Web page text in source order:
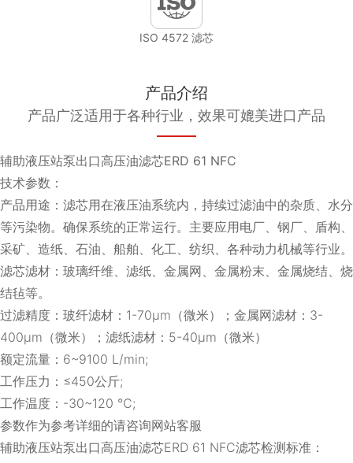
ISO 4572 滤芯
产品介绍
产品广泛适用于各种行业，效果可媲美进口产品
辅助液压站泵出口高压油滤芯ERD 61 NFC
技术参数：
产品用途：滤芯用在液压油系统内，持续过滤油中的杂质、水分
等污染物。确保系统的正常运行。主要应用电厂、钢厂、盾构、
采矿、造纸、石油、船舶、化工、纺织、各种动力机械等行业。
滤芯滤材：玻璃纤维、滤纸、金属网、金属粉末、金属烧结、烧
结毡等。
过滤精度：玻纤滤材：1-70μm（微米）；金属网滤材：3-
400μm（微米）；滤纸滤材：5-40μm（微米）
额定流量：6~9100 L/min;
工作压力：≤450公斤;
工作温度：-30~120 ℃;
参数作为参考详细的请咨询网站客服
辅助液压站泵出口高压油滤芯ERD 61 NFC滤芯检测标准：